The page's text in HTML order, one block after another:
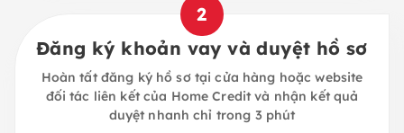
2
Đăng ký khoản vay và duyệt hồ sơ
Hoàn tất đăng ký hồ sơ tại cửa hàng hoặc website
đối tác liên kết của Home Credit và nhận kết quả
duyệt nhanh chỉ trong 3 phút